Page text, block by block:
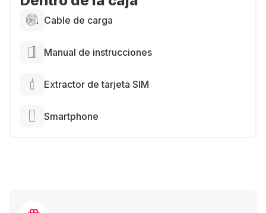
Cable de carga
Manual de instrucciones
Extractor de tarjeta SIM
Smartphone